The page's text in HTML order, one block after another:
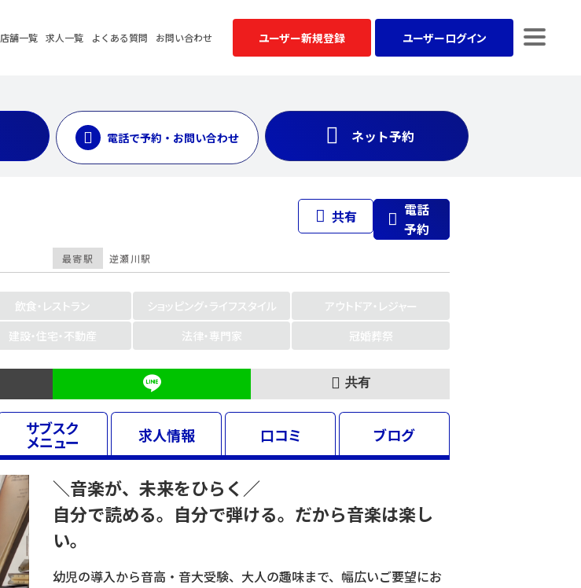
店舗一覧 求人一覧 よくある質問 お問い合わせ ユーザー新規登録 ユーザーログイン
ネット予約
電話で予約・お問い合わせ
共有
電話
予約
最寄駅 逆瀬川駅
飲食・レストラン ショッピング・ライフスタイル
アウトドア・レジャー
建設・住宅・不動産 法律・専門家 冠婚葬祭
共有
サブスク
メニュー 求人情報 口コミ ブログ
＼音楽が、未来をひらく／
自分で読める。自分で弾ける。だから音楽は楽し
い。
幼児の導入から音高・音大受験、大人の趣味まで、幅広いご要望にお